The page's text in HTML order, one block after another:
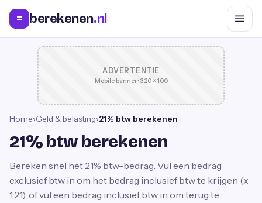
= berekenen.nl
ADVERTENTIE
Mobile banner · 320 × 100
Home›Geld & belasting›21% btw berekenen
21% btw berekenen
Bereken snel het 21% btw-bedrag. Vul een bedrag
exclusief btw in om het bedrag inclusief btw te krijgen (x
1,21), of vul een bedrag inclusief btw in om terug te